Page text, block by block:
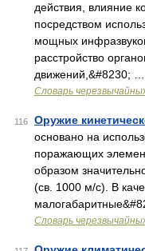
действия, влияние
посредством
мощных
расстройство
движений,&#8230; …
Словарь
116 Оружие
основано на
поражающих
образом
(св. 1000 м/с). В
Словарь